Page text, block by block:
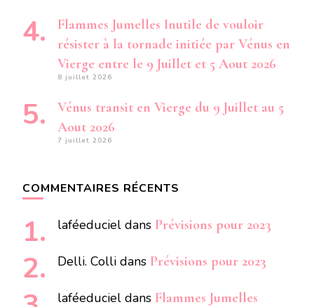
Flammes Jumelles Inutile de vouloir
résister à la tornade initiée par Vénus en
Vierge entre le 9 Juillet et 5 Aout 2026
8 juillet 2026
Vénus transit en Vierge du 9 Juillet au 5
Aout 2026
7 juillet 2026
COMMENTAIRES RÉCENTS
laféeduciel dans Prévisions pour 2023
Delli. Colli dans Prévisions pour 2023
laféeduciel dans Flammes Jumelles